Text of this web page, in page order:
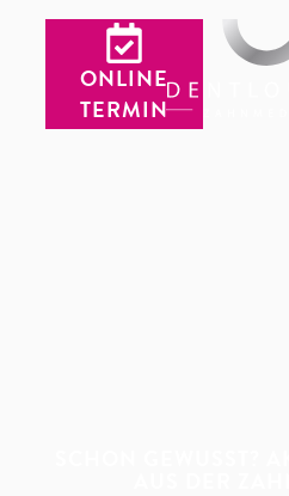
ONLINE
TERMIN